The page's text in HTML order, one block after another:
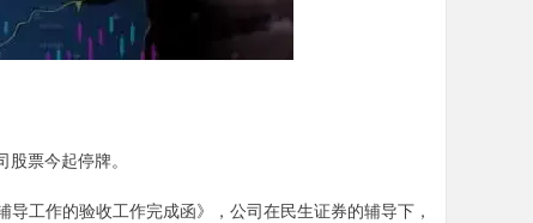
票今起停牌。
工作的验收工作完成函》，公司在民生证券的辅导下，